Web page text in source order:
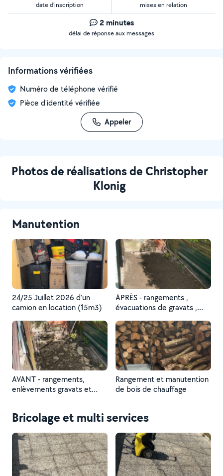
date d’inscription mises en relation
2 minutes
délai de réponse aux messages
Informations vérifiées
Numéro de téléphone vérifié
Pièce d'identité vérifiée
Appeler
Photos de réalisations de Christopher
Klonig
Manutention
24/25 Juillet 2026 d’un
camion en location (15m3)
APRÈS - rangements ,
évacuations de gravats ,
AVANT - rangements,
enlèvements gravats et
Rangement et manutention
de bois de chauffage
Bricolage et multi services